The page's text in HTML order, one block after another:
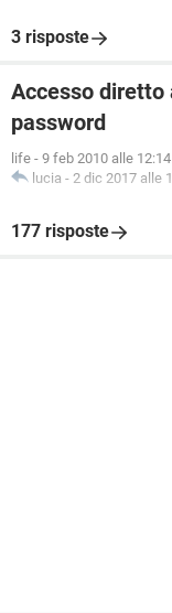
3 risposte
Accesso diretto
password
life - 9 feb 2010 alle 12:14
lucia - 2 dic 2017 alle
177 risposte